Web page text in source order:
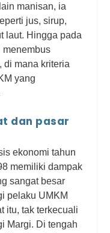
manisan, ia
jus, sirup,
laut. Hingga pada
menembus
di mana kriteria
yang
dan pasar
ekonomi tahun
memiliki dampak
sangat besar
pelaku UMKM
itu, tak terkecuali
Margi. Di tengah